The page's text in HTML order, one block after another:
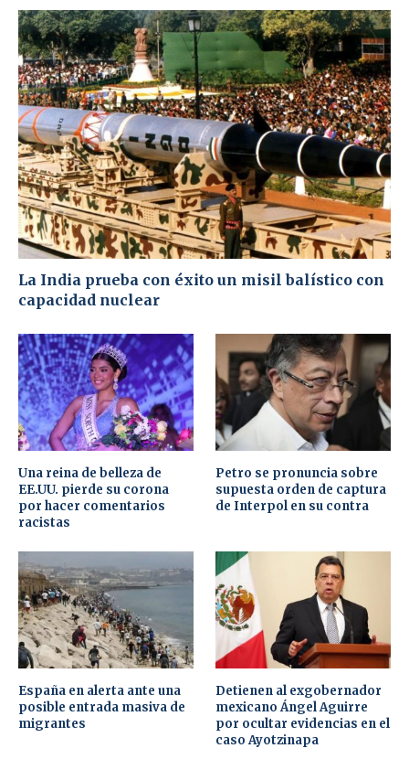
La India prueba con éxito un misil balístico con
capacidad nuclear
Una reina de belleza de
EE.UU. pierde su corona
por hacer comentarios
racistas
Petro se pronuncia sobre
supuesta orden de captura
de Interpol en su contra
España en alerta ante una
posible entrada masiva de
migrantes
Detienen al exgobernador
mexicano Ángel Aguirre
por ocultar evidencias en el
caso Ayotzinapa